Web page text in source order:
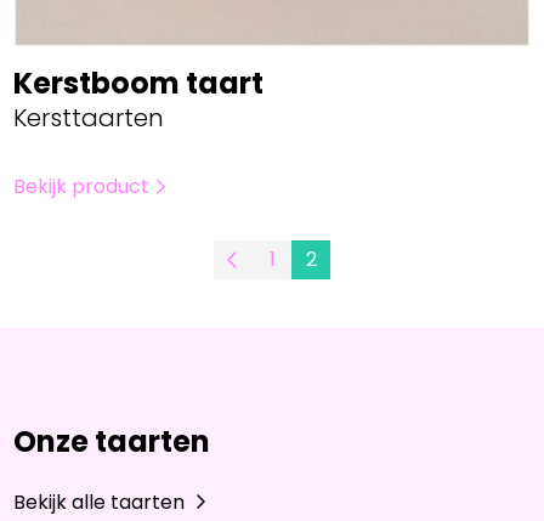
Kerstboom taart
Kersttaarten
Bekijk product
1 2
Onze taarten
Bekijk alle taarten